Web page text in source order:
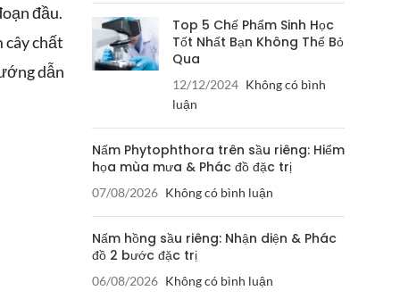
đầu.
cây chất
dẫn
Top 5 Chế Phẩm Sinh Học
Tốt Nhất Bạn Không Thể Bỏ
Qua
12/12/2024 Không có bình
luận
Nấm Phytophthora trên sầu riêng: Hiểm
họa mùa mưa & Phác đồ đặc trị
07/08/2026 Không có bình luận
Nấm hồng sầu riêng: Nhận diện & Phác
đồ 2 bước đặc trị
06/08/2026 Không có bình luận